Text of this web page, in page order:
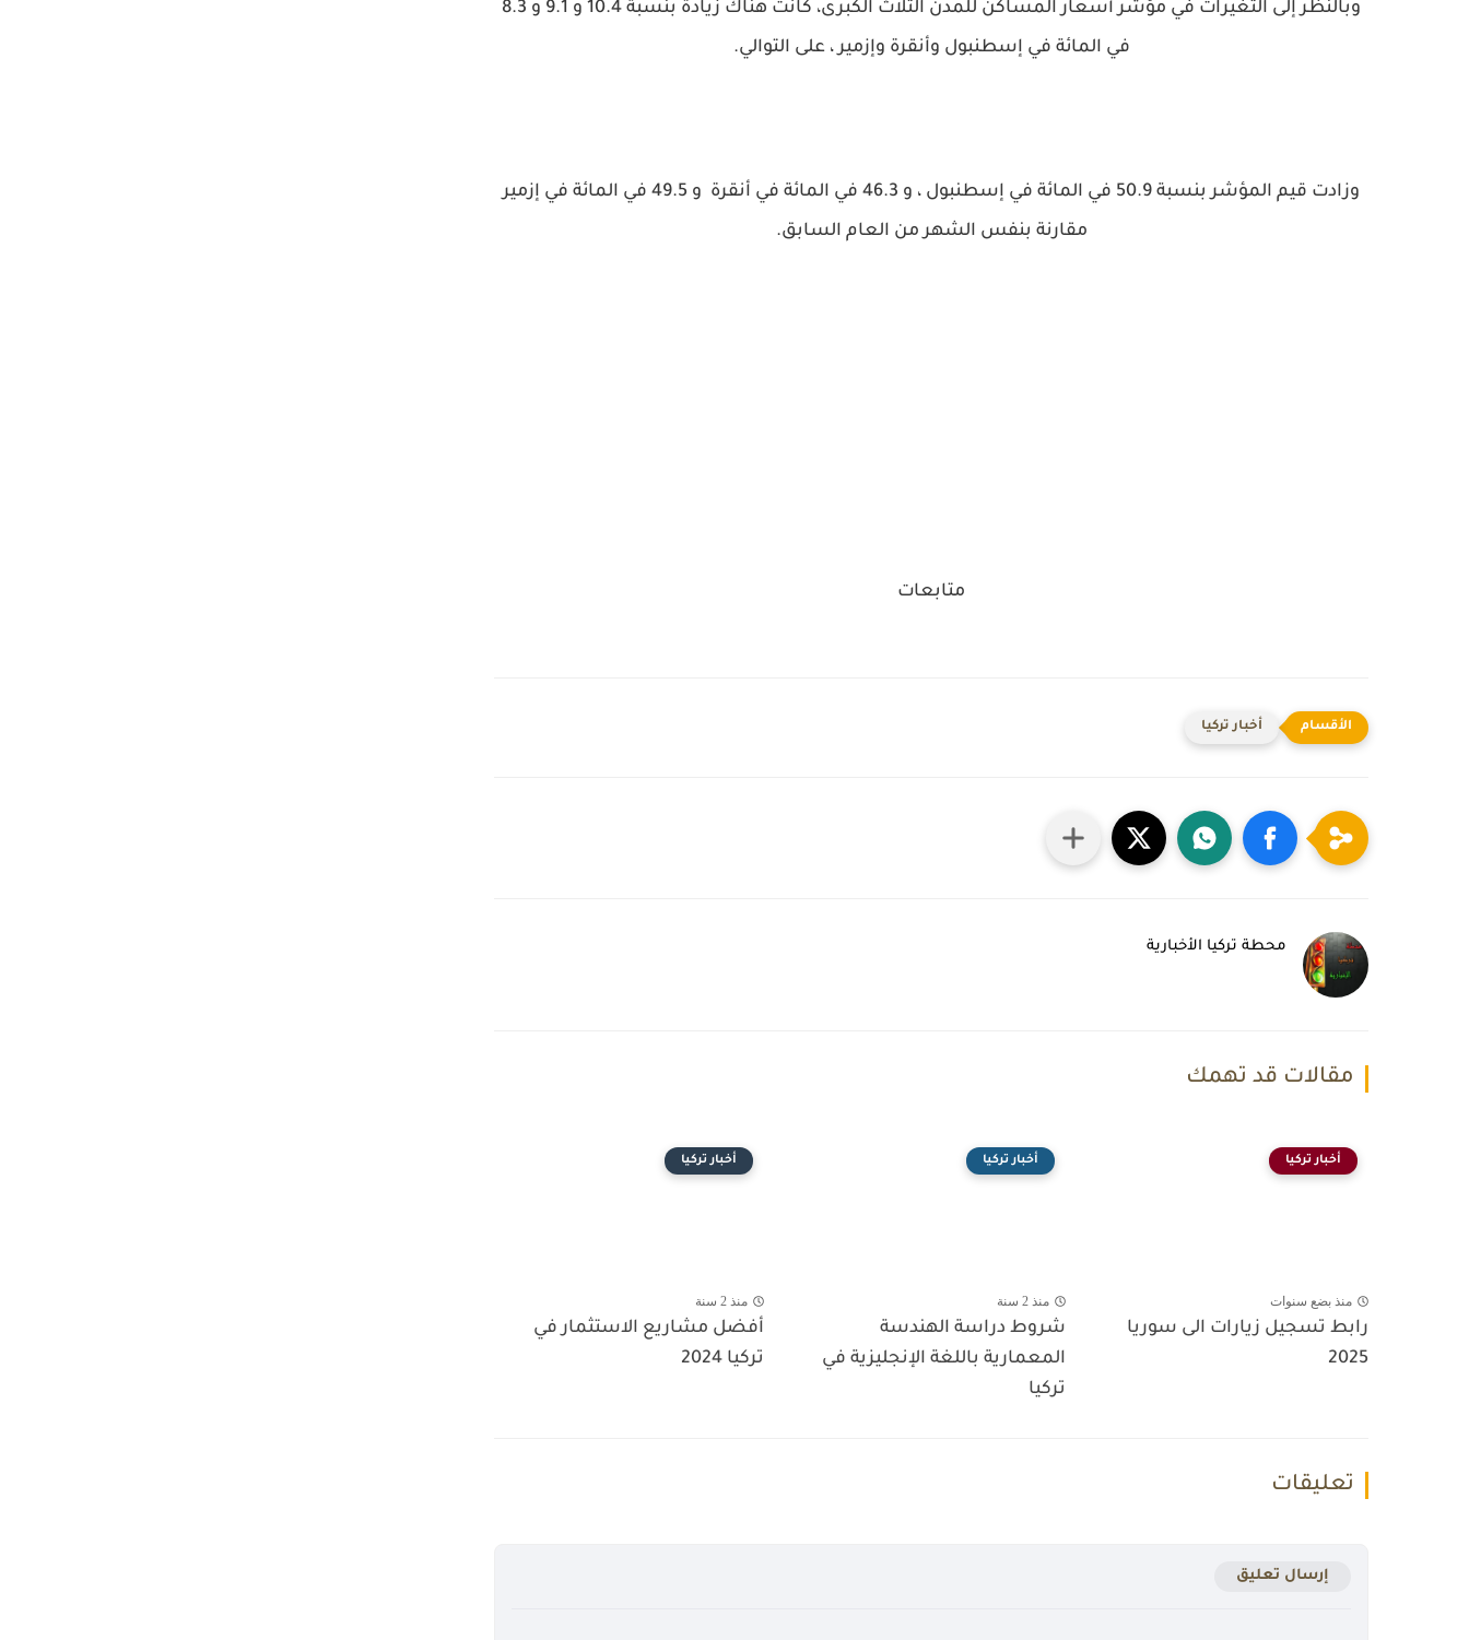
وبالنظر إلى التغيرات في مؤشر أسعار المساكن للمدن الثلاث الكبرى، كانت هناك زيادة بنسبة 10.4 و 9.1 و 8.3
في المائة في إسطنبول وأنقرة وإزمير ، على التوالي.
وزادت قيم المؤشر بنسبة 50.9 في المائة في إسطنبول ، و 46.3 في المائة في أنقرة و 49.5 في المائة في إزمير
مقارنة بنفس الشهر من العام السابق.
متابعات
أخبار تركيا
محطة تركيا الأخبارية
مقالات قد تهمك
أخبار تركيا
منذ بضع سنوات
رابط تسجيل زيارات الى سوريا
2025
أخبار تركيا
منذ 2 سنة
شروط دراسة الهندسة
المعمارية باللغة الإنجليزية في
تركيا
أخبار تركيا
منذ 2 سنة
أفضل مشاريع الاستثمار في
تركيا 2024
تعليقات
إرسال تعليق